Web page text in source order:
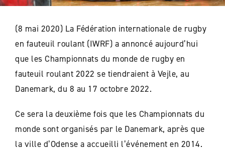
(8 mai 2020) La Fédération internationale de rugby
en fauteuil roulant (IWRF) a annoncé aujourd’hui
que les Championnats du monde de rugby en
fauteuil roulant 2022 se tiendraient à Vejle, au
Danemark, du 8 au 17 octobre 2022.
Ce sera la deuxième fois que les Championnats du
monde sont organisés par le Danemark, après que
la ville d’Odense a accueilli l’événement en 2014.